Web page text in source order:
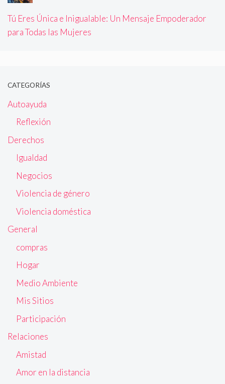
Tú Eres Única e Inigualable: Un Mensaje Empoderador
para Todas las Mujeres
CATEGORÍAS
Autoayuda
Reflexión
Derechos
Igualdad
Negocios
Violencia de género
Violencia doméstica
General
compras
Hogar
Medio Ambiente
Mis Sitios
Participación
Relaciones
Amistad
Amor en la distancia